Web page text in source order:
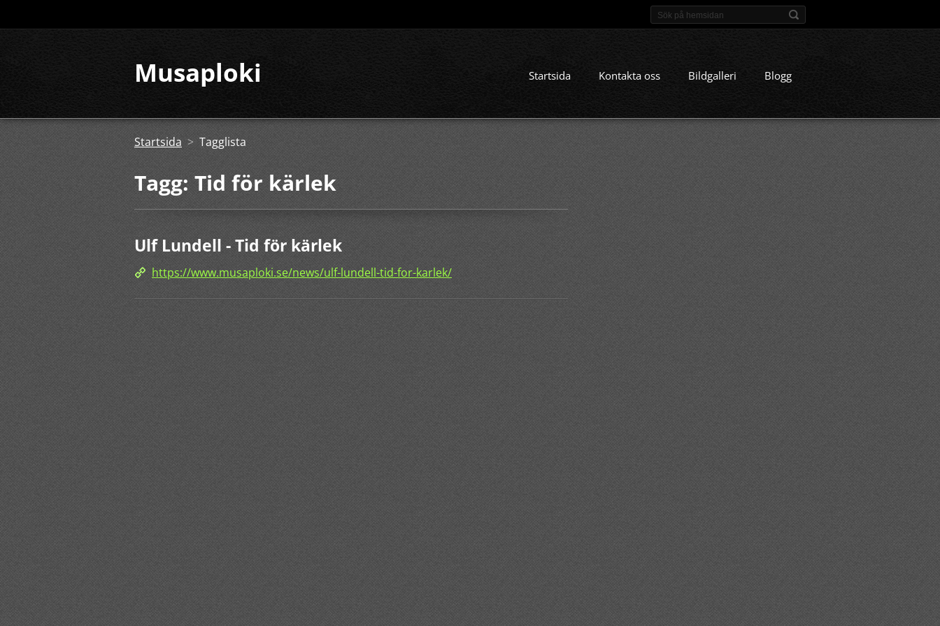
Musaploki Startsida Kontakta oss Bildgalleri Blogg
Startsida > Tagglista
Tagg: Tid för kärlek
Ulf Lundell - Tid för kärlek
https://www.musaploki.se/news/ulf-lundell-tid-for-karlek/